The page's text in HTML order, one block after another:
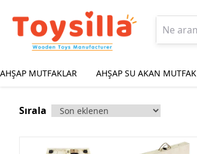
AHŞAP MUTFAKLAR AHŞAP SU AKAN MUTFAK
Sırala